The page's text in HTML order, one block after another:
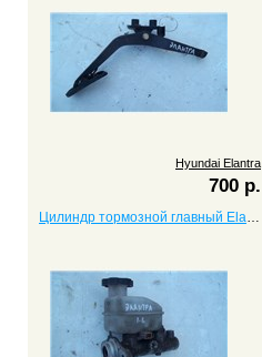
Hyundai Elantra
700 р.
Цилиндр тормозной главный Elantra